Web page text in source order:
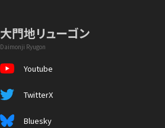
大門地リューゴン
Daimonji Ryugon
Youtube
TwitterX
Bluesky